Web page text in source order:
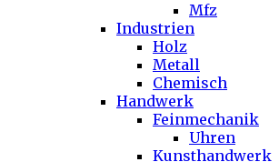
Mfz
Industrien
Holz
Metall
Chemisch
Handwerk
Feinmechanik
Uhren
Kunsthandwerk